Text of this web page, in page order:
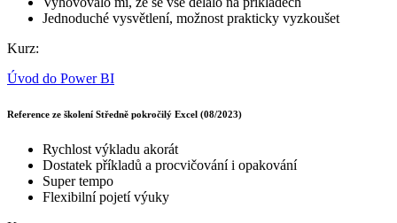
Jednoduché vysvětlení, možnost prakticky vyzkoušet
Kurz:
Úvod do Power BI
Reference ze školení Středně pokročilý Excel (08/2023)
Rychlost výkladu akorát
Dostatek příkladů a procvičování i opakování
Super tempo
Flexibilní pojetí výuky